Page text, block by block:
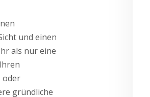
und einen
als nur eine
oder
gründliche